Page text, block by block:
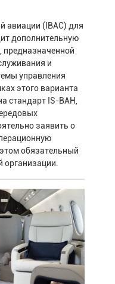
авиации (IBAC) для
дополнительную
и
управления
этого варианта
стандарт IS-BAH,
заявить о
обязательный
организации.